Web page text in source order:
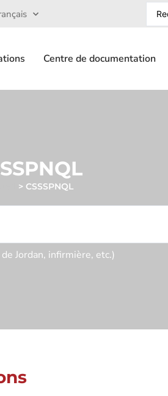
Centre de documentation
> CSSSPNQL
Jordan, infirmière, etc.)